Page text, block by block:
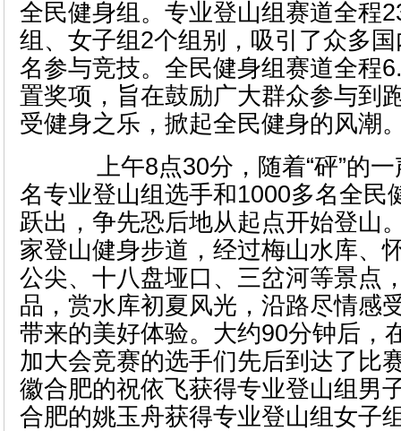
全民健身组。专业登山组赛道全程
组、女子组2个组别，吸引了众多
名参与竞技。全民健身组赛道全程
置奖项，旨在鼓励广大群众参与到
受健身之乐，掀起全民健身的风潮
上午8点30分，随着“砰”的一
名专业登山组选手和1000多名全民
跃出，争先恐后地从起点开始登山
家登山健身步道，经过梅山水库、
公尖、十八盘垭口、三岔河等景点
品，赏水库初夏风光，沿路尽情感
带来的美好体验。大约90分钟后，
加大会竞赛的选手们先后到达了比
徽合肥的祝依飞获得专业登山组男
合肥的姚玉舟获得专业登山组女子